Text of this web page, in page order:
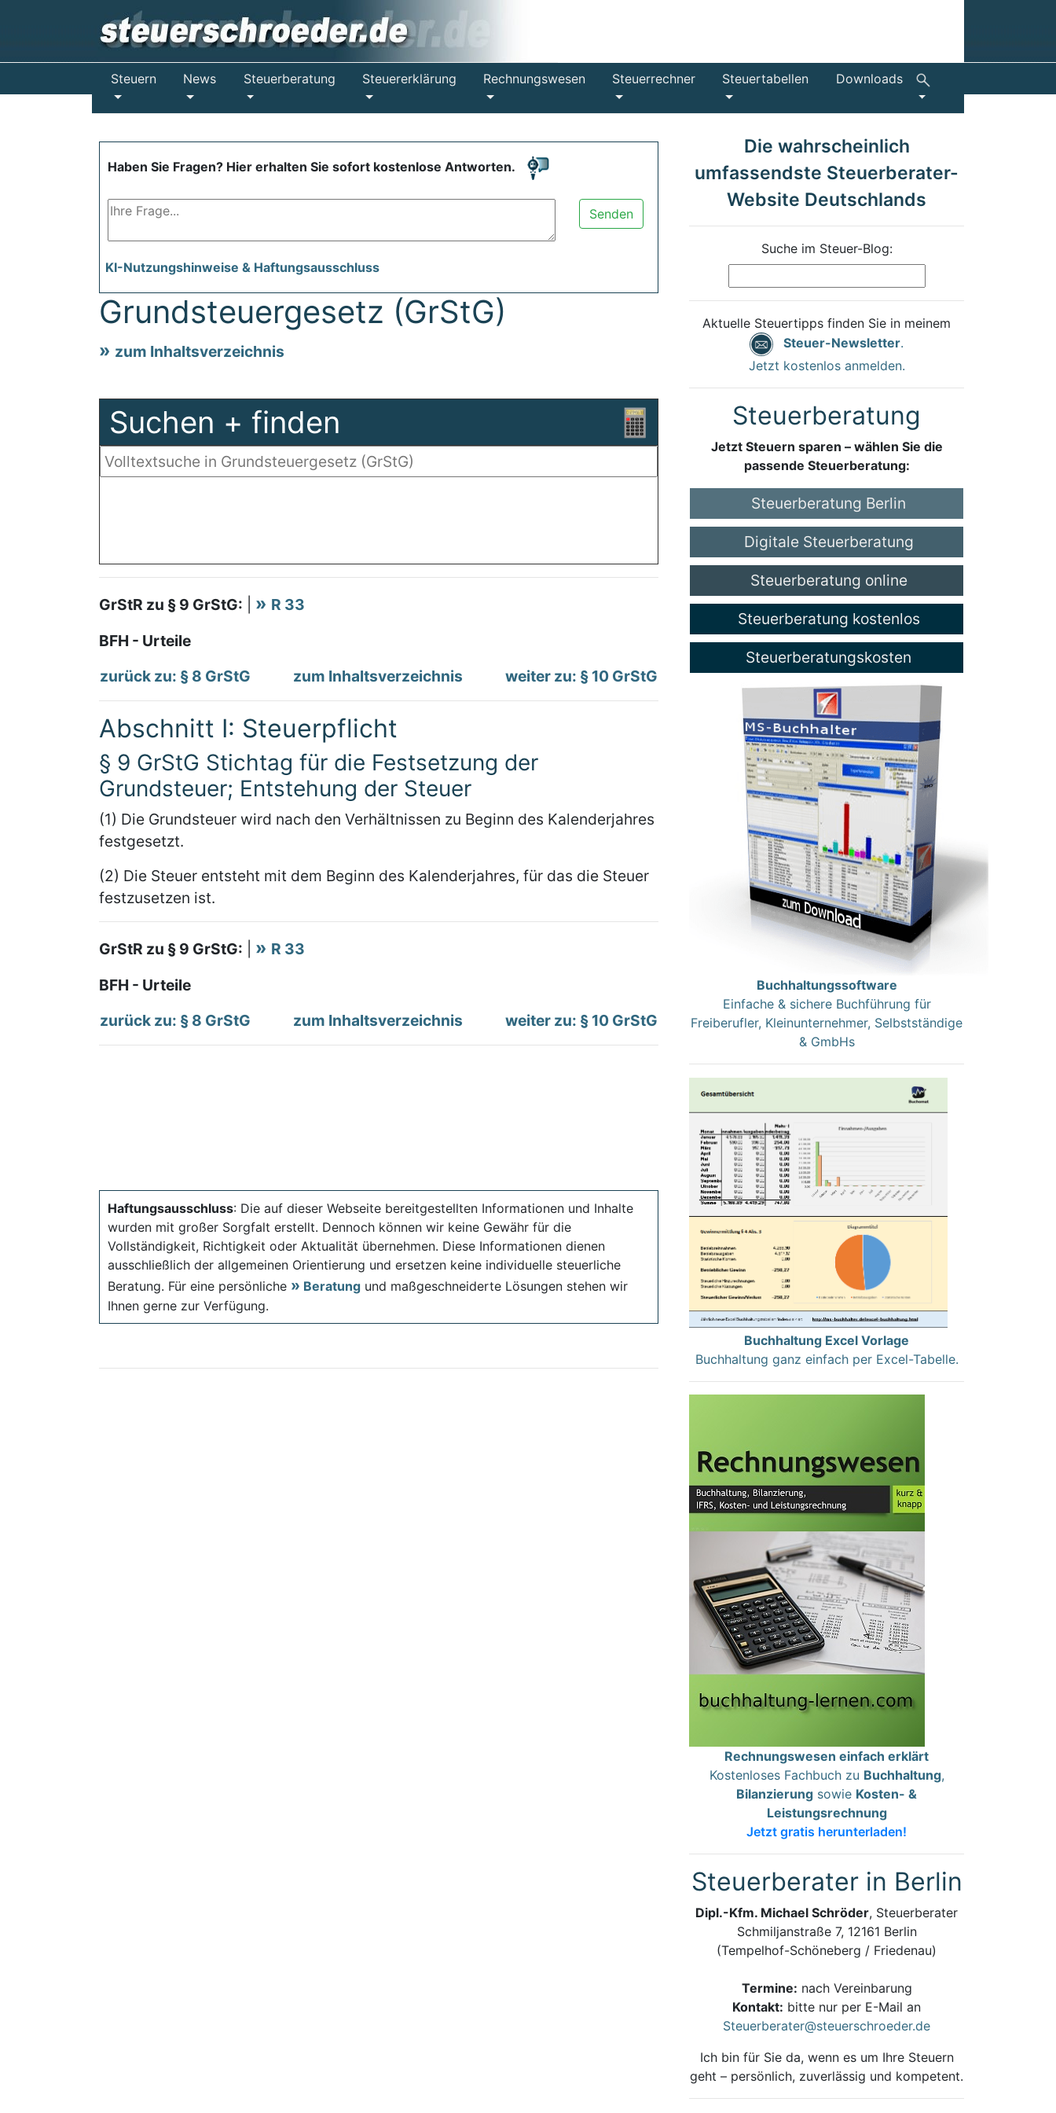
Steuern News Steuerberatung Steuererklärung Rechnungswesen Steuerrechner Steuertabellen Downloads
Haben Sie Fragen? Hier erhalten Sie sofort kostenlose Antworten.
Senden
KI-Nutzungshinweise & Haftungsausschluss
Grundsteuergesetz (GrStG)
zum Inhaltsverzeichnis
Suchen + finden
GrStR zu § 9 GrStG:
R 33
BFH - Urteile
zurück zu: § 8 GrStG
zum Inhaltsverzeichnis weiter zu: § 10 GrStG
Abschnitt I: Steuerpflicht
§ 9 GrStG Stichtag für die Festsetzung der
Grundsteuer; Entstehung der Steuer
(1) Die Grundsteuer wird nach den Verhältnissen zu Beginn des Kalenderjahres
festgesetzt.
(2) Die Steuer entsteht mit dem Beginn des Kalenderjahres, für das die Steuer
festzusetzen ist.
GrStR zu § 9 GrStG:
R 33
BFH - Urteile
zurück zu: § 8 GrStG
zum Inhaltsverzeichnis weiter zu: § 10 GrStG
Haftungsausschluss: Die auf dieser Webseite bereitgestellten Informationen und Inhalte
wurden mit großer Sorgfalt erstellt. Dennoch können wir keine Gewähr für die
Vollständigkeit, Richtigkeit oder Aktualität übernehmen. Diese Informationen dienen
ausschließlich der allgemeinen Orientierung und ersetzen keine individuelle steuerliche
Beratung. Für eine persönliche
Beratung und maßgeschneiderte Lösungen stehen wir
Ihnen gerne zur Verfügung.
Die wahrscheinlich
umfassendste Steuerberater-
Website Deutschlands
Suche im Steuer-Blog:
Aktuelle Steuertipps finden Sie in meinem
Steuer-Newsletter.
Jetzt kostenlos anmelden.
Steuerberatung
Jetzt Steuern sparen – wählen Sie die
passende Steuerberatung:
Steuerberatung Berlin
Digitale Steuerberatung
Steuerberatung online
Steuerberatung kostenlos
Steuerberatungskosten
Buchhaltungssoftware
Einfache & sichere Buchführung für
Freiberufler, Kleinunternehmer, Selbstständige
& GmbHs
Buchhaltung Excel Vorlage
Buchhaltung ganz einfach per Excel-Tabelle.
Rechnungswesen einfach erklärt
Kostenloses Fachbuch zu Buchhaltung,
Bilanzierung sowie Kosten- &
Leistungsrechnung
Jetzt gratis herunterladen!
Steuerberater in Berlin
Dipl.-Kfm. Michael Schröder, Steuerberater
Schmiljanstraße 7, 12161 Berlin
(Tempelhof-Schöneberg / Friedenau)
Termine: nach Vereinbarung
Kontakt: bitte nur per E-Mail an
Steuerberater@steuerschroeder.de
Ich bin für Sie da, wenn es um Ihre Steuern
geht – persönlich, zuverlässig und kompetent.